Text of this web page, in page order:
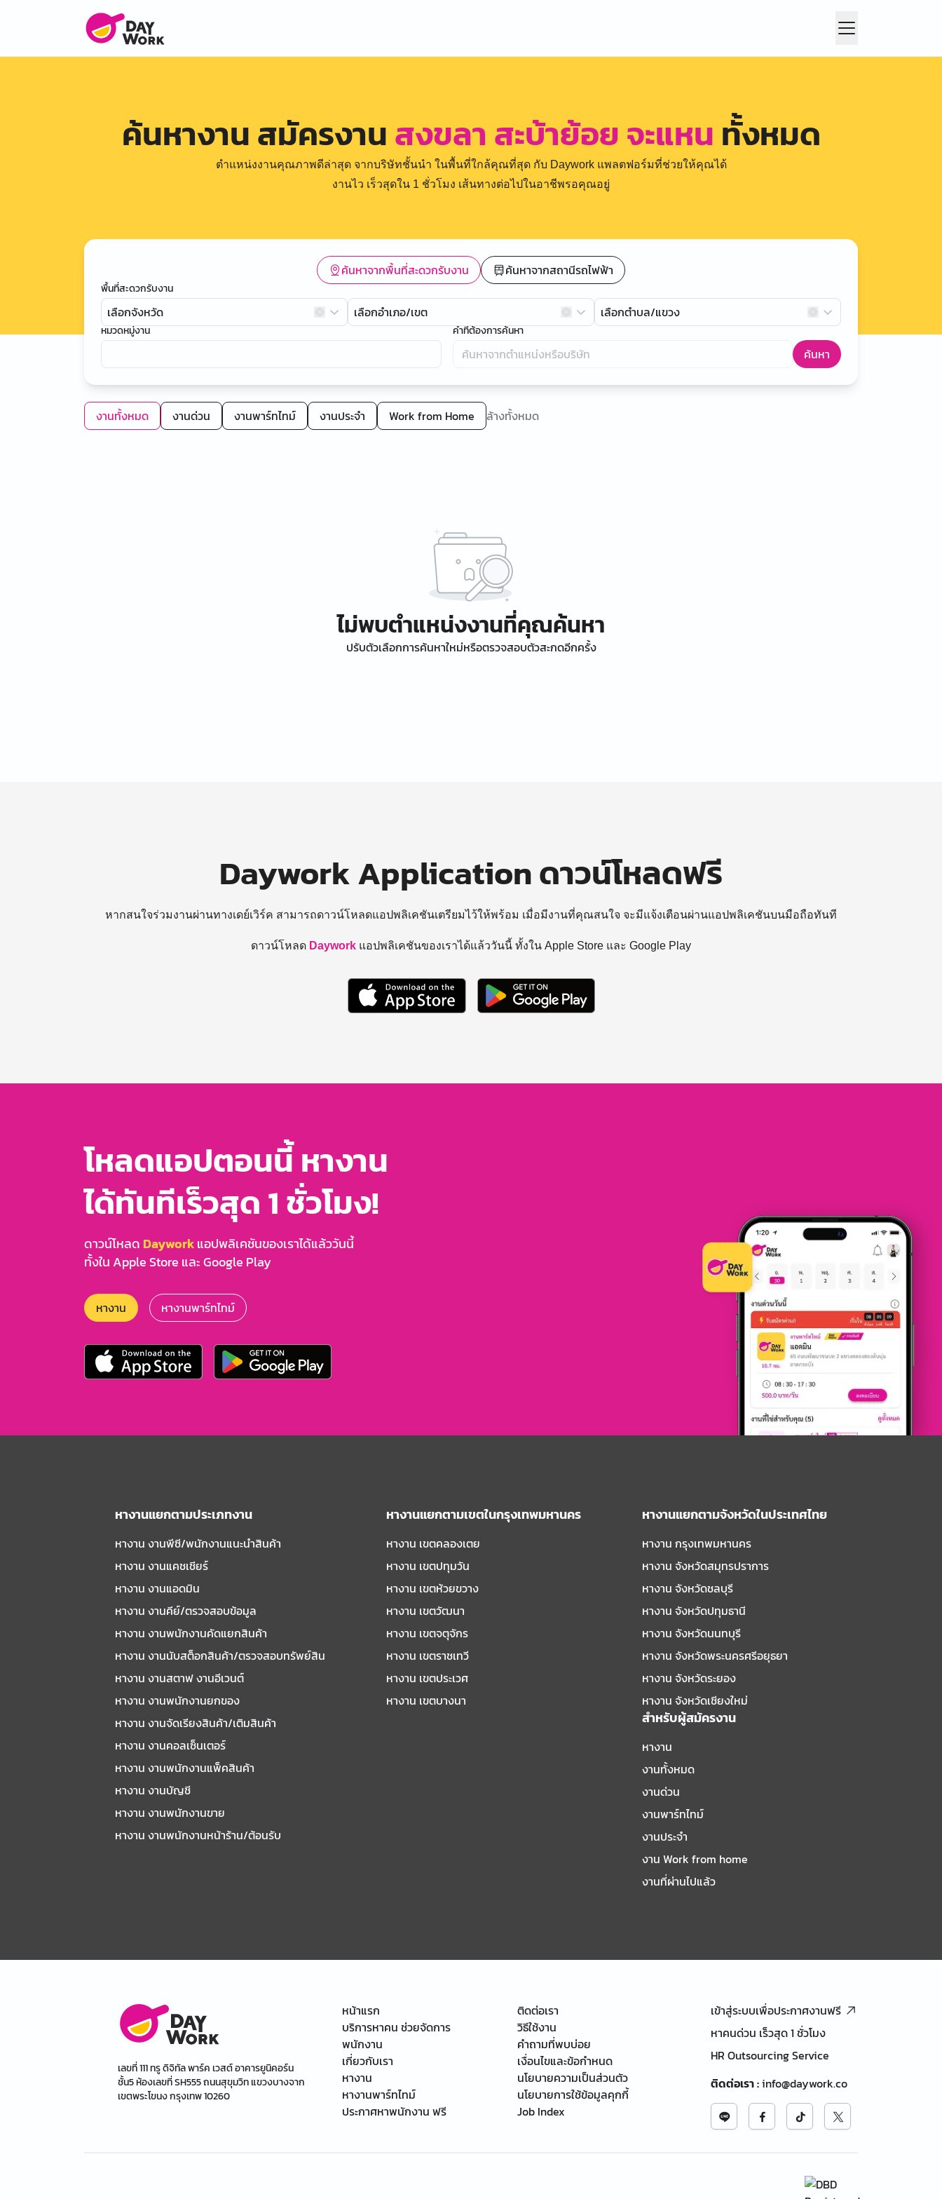
ค้นหางาน สมัครงานสงขลา สะบ้าย้อย จะแหน ทั้งหมด
ตำแหน่งงานคุณภาพดีล่าสุด จากบริษัทชั้นนำ ในพื้นที่ใกล้คุณที่สุด กับ Daywork แพลตฟอร์มที่ช่วยให้คุณได้
งานไว เร็วสุดใน 1 ชั่วโมง เส้นทางต่อไปในอาชีพรอคุณอยู่
ค้นหาจากพื้นที่สะดวกรับงาน ค้นหาจากสถานีรถไฟฟ้า
พื้นที่สะดวกรับงาน
เลือกจังหวัด เลือกอำเภอ/เขต เลือกตำบล/แขวง
หมวดหมู่งาน คำที่ต้องการค้นหา
ค้นหา
งานทั้งหมด งานด่วน งานพาร์ทไทม์ งานประจำ Work from Home ล้างทั้งหมด
ไม่พบตำแหน่งงานที่คุณค้นหา
ปรับตัวเลือกการค้นหาใหม่หรือตรวจสอบตัวสะกดอีกครั้ง
Daywork Application ดาวน์โหลดฟรี
หากสนใจร่วมงานผ่านทางเดย์เวิร์ค สามารถดาวน์โหลดแอปพลิเคชันเตรียมไว้ให้พร้อม เมื่อมีงานที่คุณสนใจ จะมีแจ้งเตือนผ่านแอปพลิเคชันบนมือถือทันที
ดาวน์โหลด Daywork แอปพลิเคชันของเราได้แล้ววันนี้ ทั้งใน Apple Store และ Google Play
โหลดแอปตอนนี้ หางาน
ได้ทันทีเร็วสุด 1 ชั่วโมง!
ดาวน์โหลด Dayworkแอปพลิเคชันของเราได้แล้ววันนี้
ทั้งใน Apple Store และ Google Play
หางาน หางานพาร์ทไทม์
หางานแยกตามประเภทงาน
หางาน งานพีซี/พนักงานแนะนําสินค้า
หางาน งานแคชเชียร์
หางาน งานแอดมิน
หางาน งานคีย์/ตรวจสอบข้อมูล
หางาน งานพนักงานคัดแยกสินค้า
หางาน งานนับสต็อกสินค้า/ตรวจสอบทรัพย์สิน
หางาน งานสตาฟ งานอีเวนต์
หางาน งานพนักงานยกของ
หางาน งานจัดเรียงสินค้า/เติมสินค้า
หางาน งานคอลเซ็นเตอร์
หางาน งานพนักงานแพ็คสินค้า
หางาน งานบัญชี
หางาน งานพนักงานขาย
หางาน งานพนักงานหน้าร้าน/ต้อนรับ
หางานแยกตามเขตในกรุงเทพมหานคร
หางาน เขตคลองเตย
หางาน เขตปทุมวัน
หางาน เขตห้วยขวาง
หางาน เขตวัฒนา
หางาน เขตจตุจักร
หางาน เขตราชเทวี
หางาน เขตประเวศ
หางาน เขตบางนา
หางานแยกตามจังหวัดในประเทศไทย
หางาน กรุงเทพมหานคร
หางาน จังหวัดสมุทรปราการ
หางาน จังหวัดชลบุรี
หางาน จังหวัดปทุมธานี
หางาน จังหวัดนนทบุรี
หางาน จังหวัดพระนครศรีอยุธยา
หางาน จังหวัดระยอง
หางาน จังหวัดเชียงใหม่
สำหรับผู้สมัครงาน
หางาน
งานทั้งหมด
งานด่วน
งานพาร์ทไทม์
งานประจำ
งาน Work from home
งานที่ผ่านไปแล้ว
เลขที่ 111 ทรู ดิจิทัล พาร์ค เวสต์ อาคารยูนิคอร์น
ชั้น5 ห้องเลขที่ SH555 ถนนสุขุมวิท แขวงบางจาก
เขตพระโขนง กรุงเทพ 10260
หน้าแรก
บริการหาคน ช่วยจัดการ
พนักงาน
เกี่ยวกับเรา
หางาน
หางานพาร์ทไทม์
ประกาศหาพนักงาน ฟรี
ติดต่อเรา
วิธีใช้งาน
คำถามที่พบบ่อย
เงื่อนไขและข้อกำหนด
นโยบายความเป็นส่วนตัว
นโยบายการใช้ข้อมูลคุกกี้
Job Index
เข้าสู่ระบบเพื่อประกาศงานฟรี
หาคนด่วน เร็วสุด 1 ชั่วโมง
HR Outsourcing Service
ติดต่อเรา:info@daywork.co